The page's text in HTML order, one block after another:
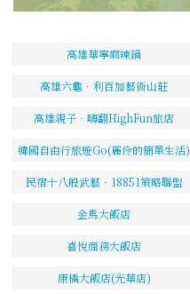
高雄華寧麻辣鍋
高雄六龜．利百加藝術山莊
高雄親子．嗨翻HighFun旅店
韓國自由行旅遊Go(麗伶的簡單生活)
民宿十八般武藝‧18851策略聯盟
金馬大飯店
喜悅商務大飯店
康橋大飯店(光華店)